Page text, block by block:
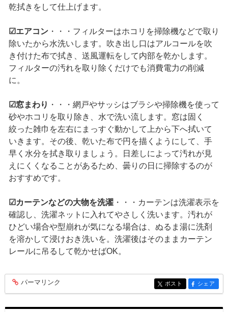
乾拭きをして仕上げます。
☑エアコン・・・フィルターはホコリを掃除機などで取り
除いたから水洗いします。吹き出し口はアルコールを吹
き付けた布で拭き、送風運転をして内部を乾かします。
フィルターの汚れを取り除くだけでも消費電力の削減
に。
☑窓まわり ・・・網戸やサッシはブラシや掃除機を使って
砂やホコリを取り除き、水で洗い流します。窓は固く
絞った雑巾を左右にまっすぐ動かして上から下へ拭いて
いきます。その後、乾いた布で円を描くようにして、手
早く水分を拭き取りましょう。日差しによって汚れが見
えにくくなることがあるため、曇りの日に掃除するのが
おすすめです。
☑カーテンなどの大物を洗濯・・・カーテンは洗濯表示を
確認し、洗濯ネットに入れてやさしく洗います。汚れが
ひどい場合や型崩れが気になる場合は、ぬるま湯に洗剤
を溶かして浸けおき洗いを。洗濯後はそのままカーテン
レールに吊るして乾かせばOK。
entry373
パーマリンク entry373
ポスト entry373
シェア